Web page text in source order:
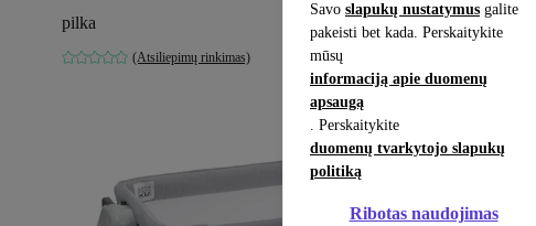
Savo slapukų nustatymus galite
pakeisti bet kada. Perskaitykite
mūsų
informaciją apie duomenų
apsaugą
. Perskaitykite
duomenų tvarkytojo slapukų
politiką
Ribotas naudojimas
pilka
(Atsiliepimų rinkimas)